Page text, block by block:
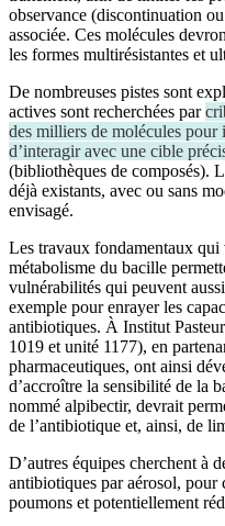
observance (discontinuation
associée. Ces molécules
les formes multirésistantes et
De nombreuses pistes sont
actives sont recherchées par
des milliers de molécules pour
d’interagir avec une cible
(bibliothèques de composés).
déjà existants, avec ou sans
envisagé.
Les travaux fondamentaux
métabolisme du bacille
vulnérabilités qui peuvent
exemple pour enrayer les
antibiotiques. À Institut
1019 et unité 1177), en
pharmaceutiques, ont ainsi
d’accroître la sensibilité de la
nommé alpibectir, devrait
de l’antibiotique et, ainsi, de
D’autres équipes cherchent à
antibiotiques par aérosol, pour
poumons et potentiellement